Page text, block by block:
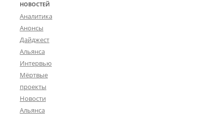
НОВОСТЕЙ
Аналитика
Анонсы
Дайджест
Альянса
Интервью
Мёртвые
проекты
Новости
Альянса